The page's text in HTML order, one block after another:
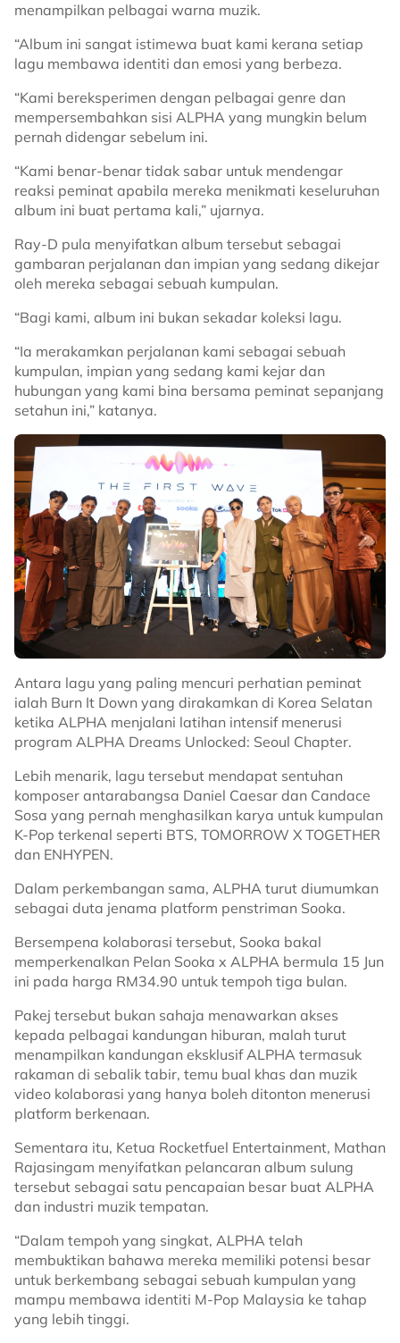
menampilkan pelbagai warna muzik.
“Album ini sangat istimewa buat kami kerana setiap
lagu membawa identiti dan emosi yang berbeza.
“Kami bereksperimen dengan pelbagai genre dan
mempersembahkan sisi ALPHA yang mungkin belum
pernah didengar sebelum ini.
“Kami benar-benar tidak sabar untuk mendengar
reaksi peminat apabila mereka menikmati keseluruhan
album ini buat pertama kali,” ujarnya.
Ray-D pula menyifatkan album tersebut sebagai
gambaran perjalanan dan impian yang sedang dikejar
oleh mereka sebagai sebuah kumpulan.
“Bagi kami, album ini bukan sekadar koleksi lagu.
“Ia merakamkan perjalanan kami sebagai sebuah
kumpulan, impian yang sedang kami kejar dan
hubungan yang kami bina bersama peminat sepanjang
setahun ini,” katanya.
Antara lagu yang paling mencuri perhatian peminat
ialah Burn It Down yang dirakamkan di Korea Selatan
ketika ALPHA menjalani latihan intensif menerusi
program ALPHA Dreams Unlocked: Seoul Chapter.
Lebih menarik, lagu tersebut mendapat sentuhan
komposer antarabangsa Daniel Caesar dan Candace
Sosa yang pernah menghasilkan karya untuk kumpulan
K-Pop terkenal seperti BTS, TOMORROW X TOGETHER
dan ENHYPEN.
Dalam perkembangan sama, ALPHA turut diumumkan
sebagai duta jenama platform penstriman Sooka.
Bersempena kolaborasi tersebut, Sooka bakal
memperkenalkan Pelan Sooka x ALPHA bermula 15 Jun
ini pada harga RM34.90 untuk tempoh tiga bulan.
Pakej tersebut bukan sahaja menawarkan akses
kepada pelbagai kandungan hiburan, malah turut
menampilkan kandungan eksklusif ALPHA termasuk
rakaman di sebalik tabir, temu bual khas dan muzik
video kolaborasi yang hanya boleh ditonton menerusi
platform berkenaan.
Sementara itu, Ketua Rocketfuel Entertainment, Mathan
Rajasingam menyifatkan pelancaran album sulung
tersebut sebagai satu pencapaian besar buat ALPHA
dan industri muzik tempatan.
“Dalam tempoh yang singkat, ALPHA telah
membuktikan bahawa mereka memiliki potensi besar
untuk berkembang sebagai sebuah kumpulan yang
mampu membawa identiti M-Pop Malaysia ke tahap
yang lebih tinggi.